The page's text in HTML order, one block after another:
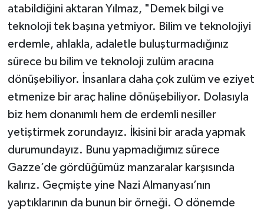
kuvvetlendirmeliyiz'
atabildiğini aktaran Yılmaz, "Demek bilgi ve
teknoloji tek başına yetmiyor. Bilim ve teknolojiyi
erdemle, ahlakla, adaletle buluşturmadığınız
sürece bu bilim ve teknoloji zulüm aracına
dönüşebiliyor. İnsanlara daha çok zulüm ve eziyet
etmenize bir araç haline dönüşebiliyor. Dolasıyla
biz hem donanımlı hem de erdemli nesiller
yetiştirmek zorundayız. İkisini bir arada yapmak
durumundayız. Bunu yapmadığımız sürece
Gazze’de gördüğümüz manzaralar karşısında
kalırız. Geçmişte yine Nazi Almanyası’nın
yaptıklarının da bunun bir örneği. O dönemde